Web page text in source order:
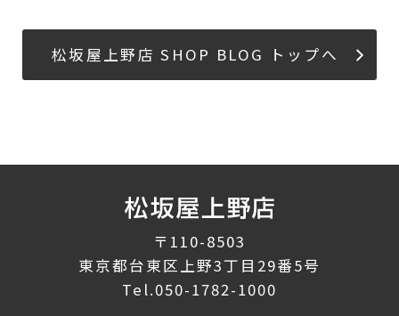
松坂屋上野店 SHOP BLOG トップへ
〒110-8503
東京都台東区上野3丁目29番5号
Tel.050-1782-1000